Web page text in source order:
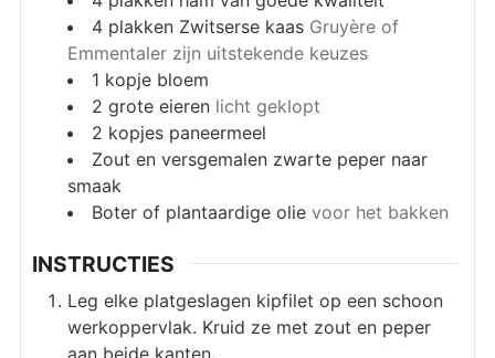
4 plakken Zwitserse kaas Gruyère of
Emmentaler zijn uitstekende keuzes
1 kopje bloem
2 grote eieren licht geklopt
2 kopjes paneermeel
Zout en versgemalen zwarte peper naar
smaak
Boter of plantaardige olie voor het bakken
INSTRUCTIES
Leg elke platgeslagen kipfilet op een schoon
werkoppervlak. Kruid ze met zout en peper